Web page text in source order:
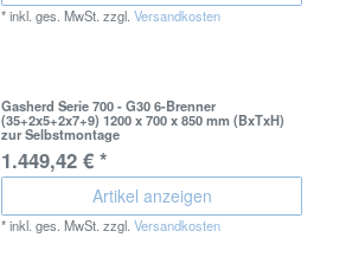
*inkl. ges. MwSt. zzgl.Versandkosten
Gasherd Serie 700 - G30 6-Brenner
(35+2x5+2x7+9) 1200 x 700 x 850 mm (BxTxH)
zur Selbstmontage
1.449,42 € *
Artikel anzeigen
*inkl. ges. MwSt. zzgl.Versandkosten